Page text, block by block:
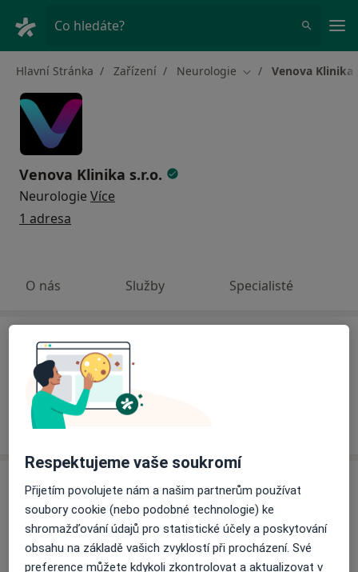
Co hledáte?
Hlavní Stránka Zařízení Neurologie Změna města
Venova Klinika
Venova Klinika s.r.o.
Neurologie Více
1 adresa
O nás Služby Specialisté
Podívejte se na další kliniky
Koho hledáte?
Neurolog
Hledejte jinou specializaci
O nás
Soukromá klinika mužského a ženského zdraví
Poskytujeme odbornou péči v oblasti gynekologie,
Respektujeme vaše soukromí
Přijetím povolujete nám a našim partnerům používat
soubory cookie (nebo podobné technologie) ke
shromažďování údajů pro statistické účely a poskytování
obsahu na základě vašich zvyklostí při procházení. Své
preference můžete kdykoli zkontrolovat a aktualizovat v